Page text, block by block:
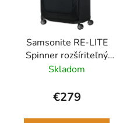
Samsonite RE-LITE
Spinner rozšíriteľný
78cm Čierna 115/129L
Skladom
€279